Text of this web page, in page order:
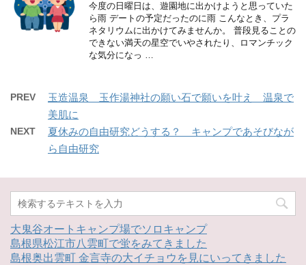
今度の日曜日は、遊園地に出かけようと思っていた
ら雨 デートの予定だったのに雨 こんなとき、プラ
ネタリウムに出かけてみませんか。 普段見ることの
できない満天の星空でいやされたり、ロマンチック
な気分になっ …
PREV
玉造温泉 玉作湯神社の願い石で願いを叶え 温泉で
美肌に
NEXT
夏休みの自由研究どうする？ キャンプであそびなが
ら自由研究
大鬼谷オートキャンプ場でソロキャンプ
島根県松江市八雲町で蛍をみてきました
島根奥出雲町 金言寺の大イチョウを見にいってきました